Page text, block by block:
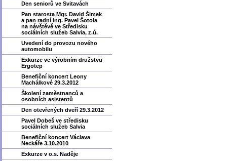
Den seniorů ve Svitavách
Pan starosta Mgr. David Šimek
a pan radní ing. Pavel Šotola
na návštěvě ve Středisku
sociálních služeb Salvia, z.ú.
Uvedení do provozu nového
automobilu
Exkurze ve výrobním družstvu
Ergotep
Benefiční koncert Leony
Machálkové 29.3.2012
Školení zaměstnanců a
osobních asistentů
Den otevřených dveří 29.3.2012
Pavel Dobeš ve středisku
sociálních služeb Salvia
Benefiční koncert Václava
Neckáře 3.10.2010
Exkurze v o.s. Naděje